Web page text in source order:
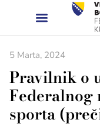
5 Marta, 2024
Pravilnik o
sporta